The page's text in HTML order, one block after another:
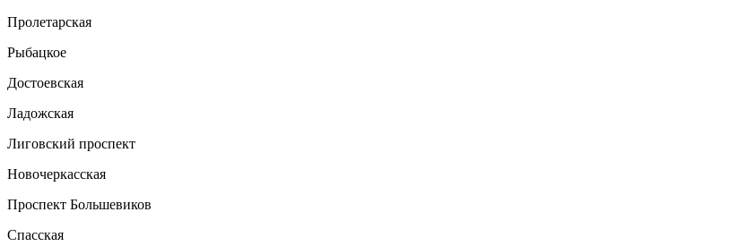
Пролетарская
Рыбацкое
Достоевская
Ладожская
Лиговский проспект
Новочеркасская
Проспект Большевиков
Спасская